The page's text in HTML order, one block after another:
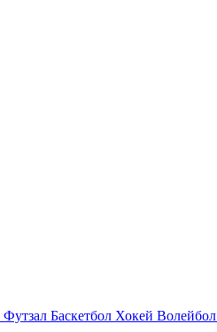
Футзал Баскетбол Хокей Волейбол